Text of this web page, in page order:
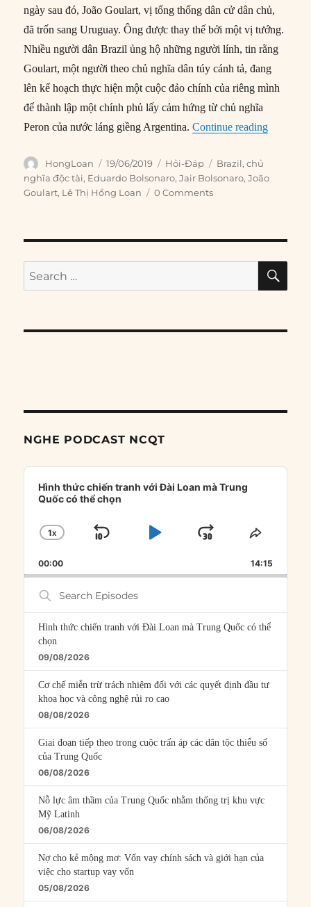
ngày sau đó, João Goulart, vị tổng thống dân cử dân chủ,
đã trốn sang Uruguay. Ông được thay thế bởi một vị tướng.
Nhiều người dân Brazil ủng hộ những người lính, tin rằng
Goulart, một người theo chủ nghĩa dân túy cánh tả, đang
lên kế hoạch thực hiện một cuộc đảo chính của riêng mình
để thành lập một chính phủ lấy cảm hứng từ chủ nghĩa
Peron của nước láng giềng Argentina.Continue reading“Tại sao
Author
HongLoan
Posted
on
19/06/2019 Categories
Hỏi-Đáp Tags
Brazil,chủ
nghĩa độc tài, Eduardo Bolsonaro,Jair Bolsonaro,João
Goulart, Lê Thị Hồng Loan 0 Comments
Search
for:
NGHE PODCAST NCQT
Audio
Player
Hình thức chiến tranh với Đài Loan mà Trung
Quốc có thể chọn
CHANGE
RATE
1X
SKIP
PLAYJUMP
FORWARD
SHARE
00:00 14:15
Search
Episodes
Hình thức chiến tranh với Đài Loan mà Trung Quốc có thể
chọn
09/08/2026
Cơ chế miễn trừ trách nhiệm đối với các quyết định đầu tư
khoa học và công nghệ rủi ro cao
08/08/2026
Giai đoạn tiếp theo trong cuộc trấn áp các dân tộc thiểu số
của Trung Quốc
06/08/2026
Nỗ lực âm thầm của Trung Quốc nhằm thống trị khu vực
Mỹ Latinh
06/08/2026
Nợ cho kẻ mộng mơ: Vốn vay chính sách và giới hạn của
việc cho startup vay vốn
05/08/2026